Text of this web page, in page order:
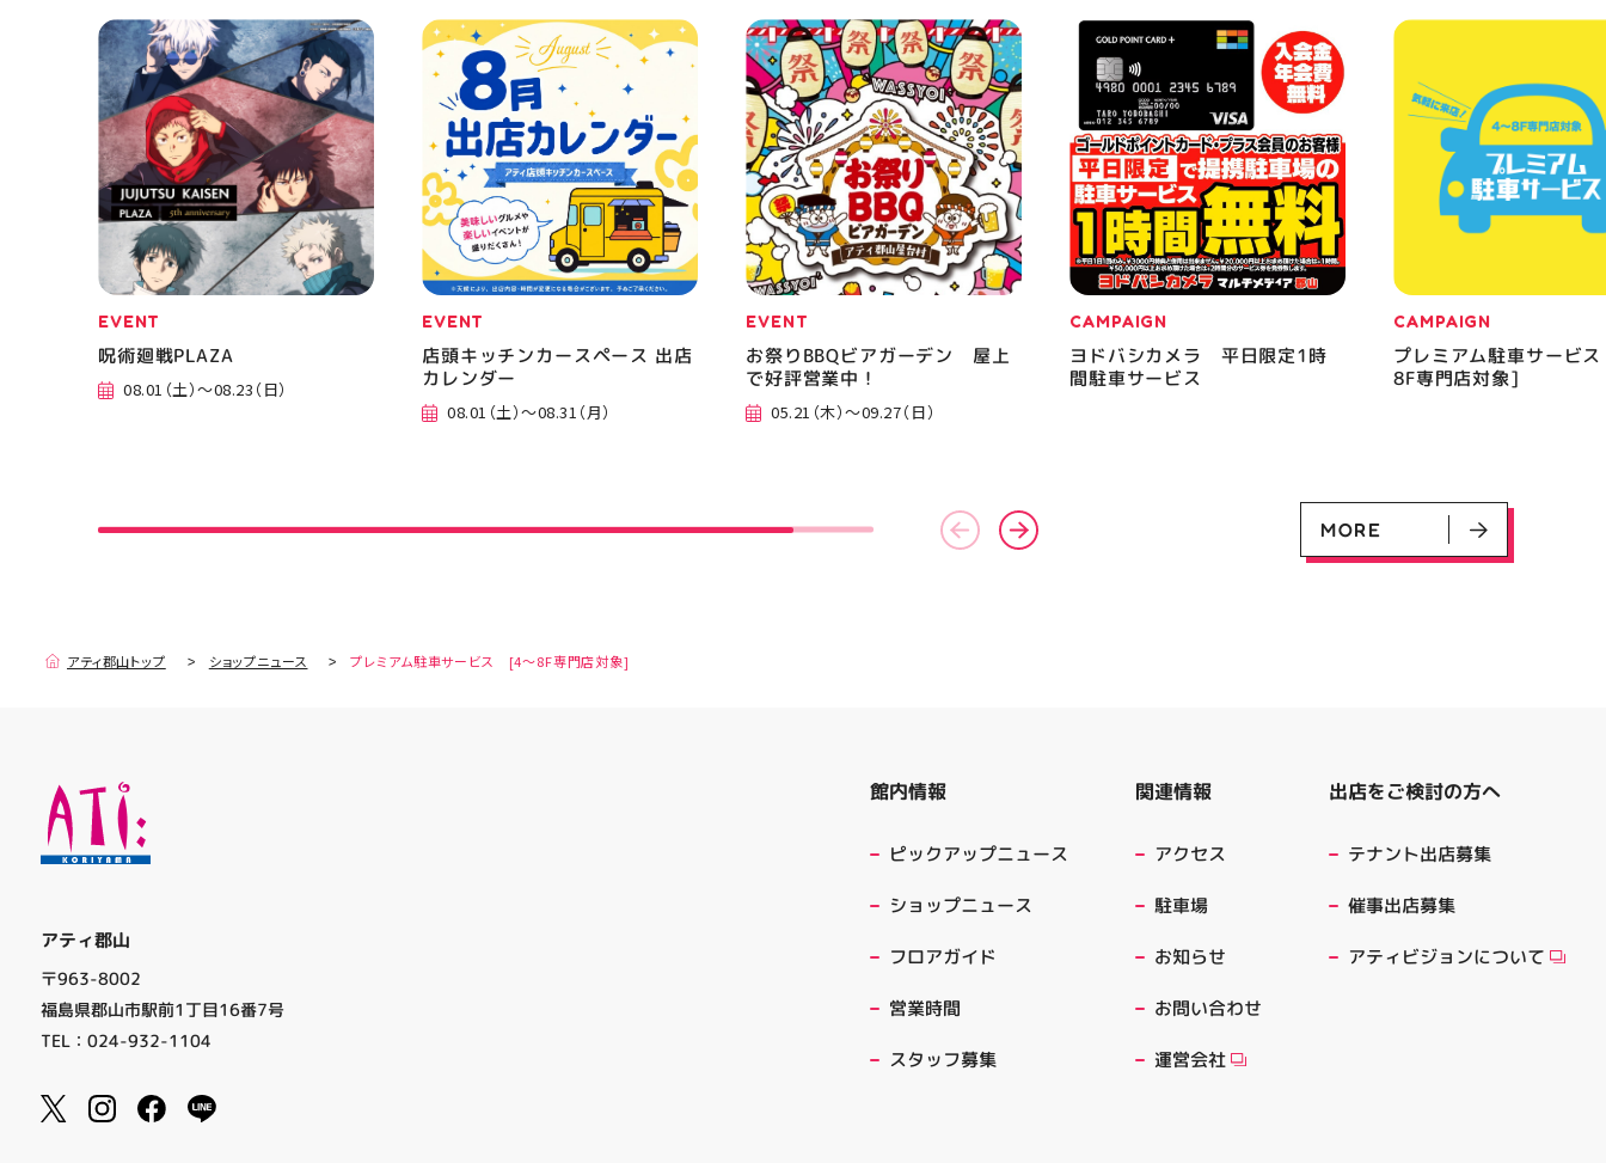
でお待ちしております
(⁠◍⁠•⁠ᴗ⁠•⁠◍⁠)⁠ ・ #ゼビオ #アティ
郡山 #福島美少女図鑑 #照山楓
香 #ASICS
ぶらBBQ #お盆 #夏休み #郡山
ランチ #郡山ディナー #家族で
おでかけ #夏の思い出 #BBQ
EVENT
呪術廻戦PLAZA
08.01（土）～08.23（日）
EVENT
店頭キッチンカースペース 出店
カレンダー
08.01（土）～08.31（月）
EVENT
お祭りBBQビアガーデン 屋上
で好評営業中！
05.21（木）～09.27（日）
CAMPAIGN
ヨドバシカメラ 平日限定1時
間駐車サービス
CAMPAIGN
プレミアム駐車サービ
8F専門店対象]
MORE
アティ郡山トップ ショップニュース プレミアム駐車サービス [4～8F専門店対象]
アティ郡山
〒963-8002
福島県郡山市駅前1丁目16番7号
TEL：024-932-1104
館内情報
ピックアップニュース
ショップニュース
フロアガイド
営業時間
スタッフ募集
関連情報
アクセス
駐車場
お知らせ
お問い合わせ
運営会社
出店をご検討の方へ
テナント出店募集
催事出店募集
アティビジョンについて